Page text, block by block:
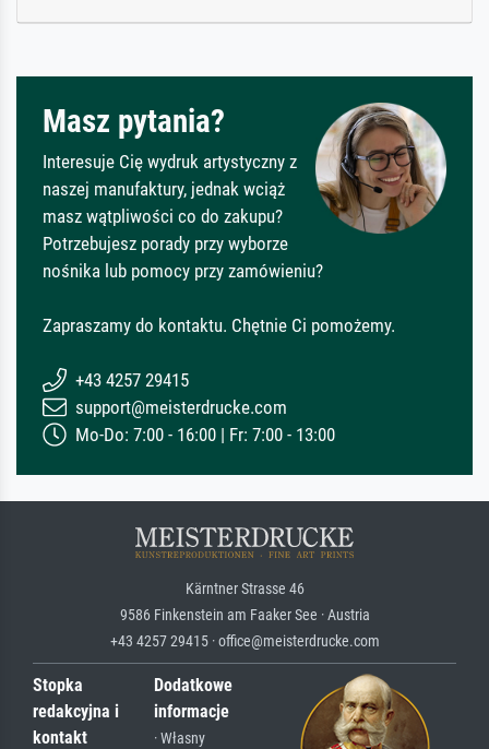
Masz pytania?
Interesuje Cię wydruk artystyczny z
naszej manufaktury, jednak wciąż
masz wątpliwości co do zakupu?
Potrzebujesz porady przy wyborze
nośnika lub pomocy przy zamówieniu?
Zapraszamy do kontaktu. Chętnie Ci pomożemy.
+43 4257 29415
support@meisterdrucke.com
Mo-Do: 7:00 - 16:00 | Fr: 7:00 - 13:00
Kärntner Strasse 46
9586 Finkenstein am Faaker See · Austria
+43 4257 29415 · office@meisterdrucke.com
Stopka
redakcyjna i
kontakt
Dodatkowe
informacje
· Własny